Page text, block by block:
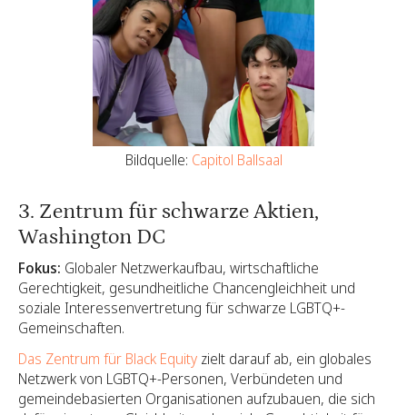
Bildquelle: Capitol Ballsaal
3. Zentrum für schwarze Aktien,
Washington DC
Fokus: Globaler Netzwerkaufbau, wirtschaftliche
Gerechtigkeit, gesundheitliche Chancengleichheit und
soziale Interessenvertretung für schwarze LGBTQ+-
Gemeinschaften.
Das Zentrum für Black Equity zielt darauf ab, ein globales
Netzwerk von LGBTQ+-Personen, Verbündeten und
gemeindebasierten Organisationen aufzubauen, die sich